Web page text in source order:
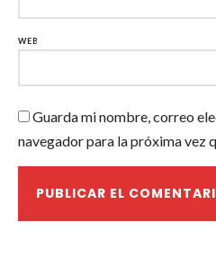
WEB
Guarda mi nombre, correo
navegador para la próxima vez